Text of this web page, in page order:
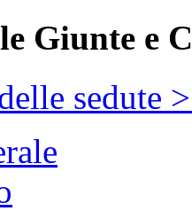
Giunte e
sedute